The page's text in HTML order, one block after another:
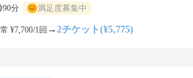
90分 満足度募集中
¥7,700/1回 → 2チケット(¥5,775)